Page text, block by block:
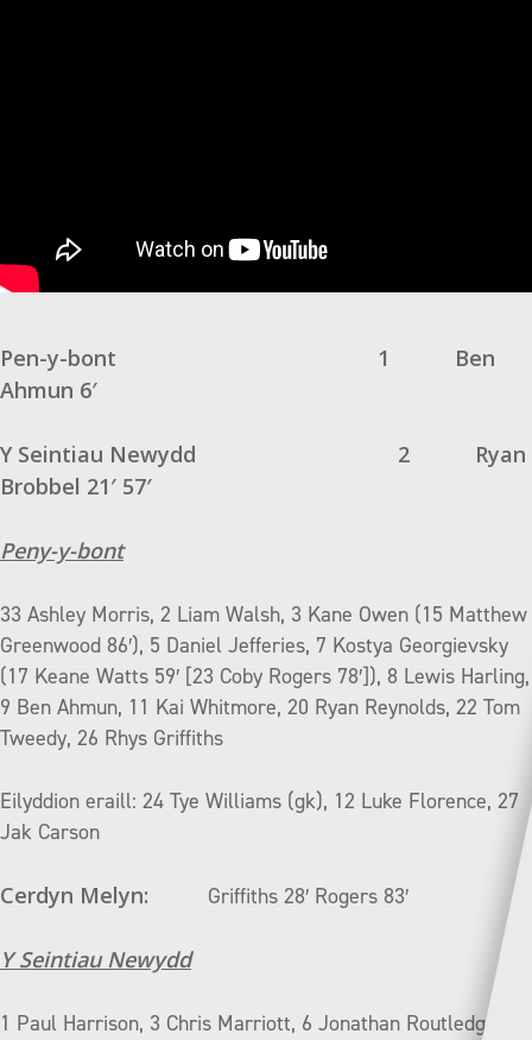
Pen-y-bont 1
Ben
Ahmun 6′
Y Seintiau Newydd 2
Ryan
Brobbel 21′ 57′
Peny-y-bont
33 Ashley Morris, 2 Liam Walsh, 3 Kane Owen (15 Matthew
Greenwood 86′), 5 Daniel Jefferies, 7 Kostya Georgievsky
(17 Keane Watts 59′ [23 Coby Rogers 78′]), 8 Lewis Harling,
9 Ben Ahmun, 11 Kai Whitmore, 20 Ryan Reynolds, 22 Tom
Tweedy, 26 Rhys Griffiths
Eilyddion eraill: 24 Tye Williams (gk), 12 Luke Florence, 27
Jak Carson
Cerdyn Melyn: Griffiths 28′ Rogers 83′
Y Seintiau Newydd
1 Paul Harrison, 3 Chris Marriott, 6 Jonathan Routledge, 8